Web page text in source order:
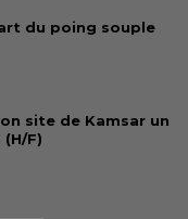
du poing souple
site de Kamsar un
F)